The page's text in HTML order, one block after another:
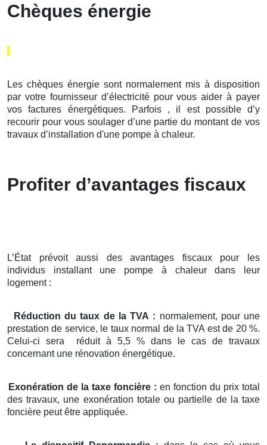
Chèques énergie
Les chèques énergie sont normalement mis à disposition
par votre fournisseur d’électricité pour vous aider à payer
vos factures énergétiques. Parfois , il est possible d’y
recourir pour vous soulager d’une partie du montant de vos
travaux d’installation d'une pompe à chaleur.
Profiter d’avantages fiscaux
L’État prévoit aussi des avantages fiscaux pour les
individus installant une pompe à chaleur dans leur
logement :
Réduction du taux de la TVA : normalement, pour une
prestation de service, le taux normal de la TVA est de 20 %.
Celui-ci sera réduit à 5,5 % dans le cas de travaux
concernant une rénovation énergétique.
Exonération de la taxe foncière : en fonction du prix total
des travaux, une exonération totale ou partielle de la taxe
foncière peut être appliquée.